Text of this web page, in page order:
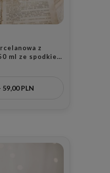
z
ml ze spodkiem
59,00 PLN